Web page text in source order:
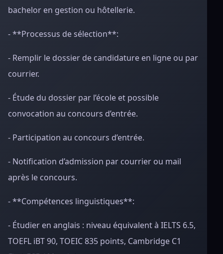
bachelor en gestion ou hôtellerie.
- **Processus de sélection**:
- Remplir le dossier de candidature en ligne ou par
courrier.
- Étude du dossier par l’école et possible
convocation au concours d’entrée.
- Participation au concours d’entrée.
- Notification d’admission par courrier ou mail
après le concours.
- **Compétences linguistiques**:
- Étudier en anglais : niveau équivalent à IELTS 6.5,
TOEFL iBT 90, TOEIC 835 points, Cambridge C1